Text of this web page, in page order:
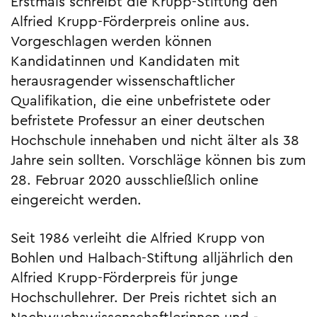
Alfried Krupp-Förderpreis online aus.
Vorgeschlagen werden können
Kandidatinnen und Kandidaten mit
herausragender wissenschaftlicher
Qualifikation, die eine unbefristete oder
befristete Professur an einer deutschen
Hochschule innehaben und nicht älter als 38
Jahre sein sollten. Vorschläge können bis zum
28. Februar 2020 ausschließlich online
eingereicht werden.
Seit 1986 verleiht die Alfried Krupp von
Bohlen und Halbach-Stiftung alljährlich den
Alfried Krupp-Förderpreis für junge
Hochschullehrer. Der Preis richtet sich an